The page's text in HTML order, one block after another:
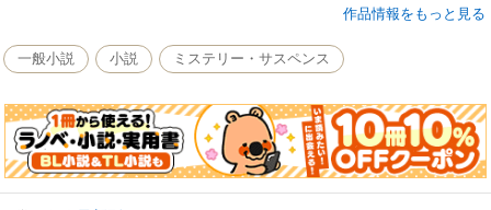
「形」、邪魔な恋人を切ろうとする男をクールに描いた「寝敷き」、若い
スペンスが続く、名推理４篇。
作品情報をもっと見る
一般小説 小説 ミステリー・サスペンス